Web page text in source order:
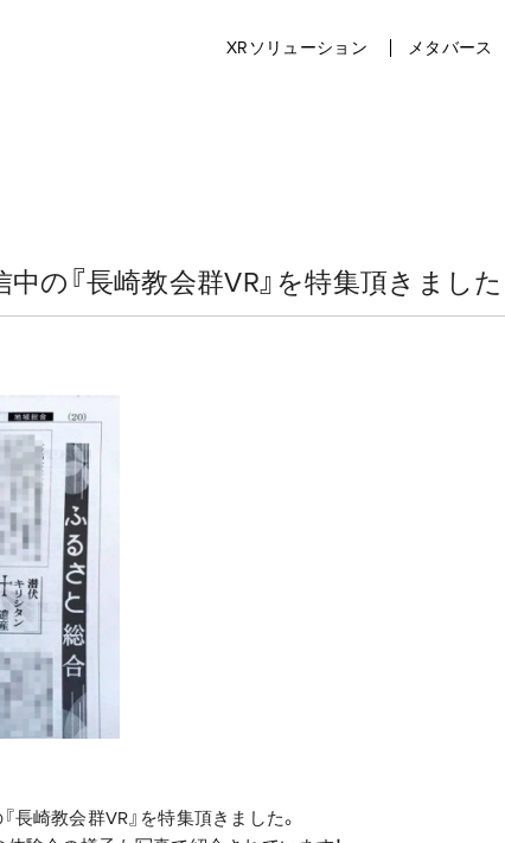
XRソリューション メタバース
の『長崎教会群VR』を特集頂きました
崎教会群VR』を特集頂きました。